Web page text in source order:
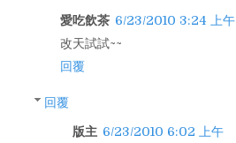
愛吃飲茶 6/23/2010 3:24 上午
改天試試~~
回覆
回覆
版主 6/23/2010 6:02 上午